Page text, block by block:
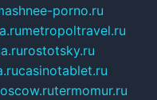
porno.ru
metropoltravel.ru
rostotsky.ru
casinotablet.ru
termomur.ru